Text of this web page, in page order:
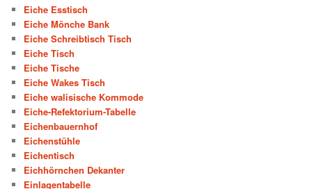
Eiche Esstisch
Eiche Mönche Bank
Eiche Schreibtisch Tisch
Eiche Tisch
Eiche Tische
Eiche Wakes Tisch
Eiche walisische Kommode
Eiche-Refektorium-Tabelle
Eichenbauernhof
Eichenstühle
Eichentisch
Eichhörnchen Dekanter
Einlagentabelle